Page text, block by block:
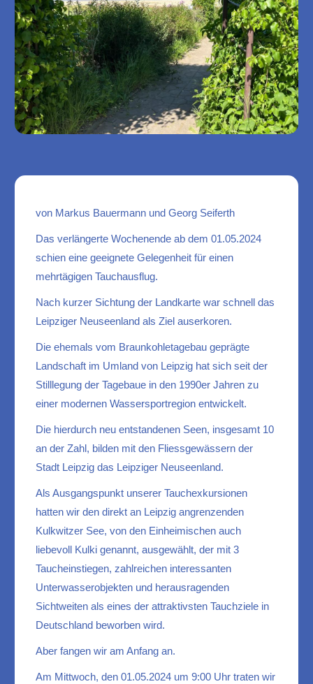
von Markus Bauermann und Georg Seiferth
Das verlängerte Wochenende ab dem 01.05.2024
schien eine geeignete Gelegenheit für einen
mehrtägigen Tauchausflug.
Nach kurzer Sichtung der Landkarte war schnell das
Leipziger Neuseenland als Ziel auserkoren.
Die ehemals vom Braunkohletagebau geprägte
Landschaft im Umland von Leipzig hat sich seit der
Stilllegung der Tagebaue in den 1990er Jahren zu
einer modernen Wassersportregion entwickelt.
Die hierdurch neu entstandenen Seen, insgesamt 10
an der Zahl, bilden mit den Fliessgewässern der
Stadt Leipzig das Leipziger Neuseenland.
Als Ausgangspunkt unserer Tauchexkursionen
hatten wir den direkt an Leipzig angrenzenden
Kulkwitzer See, von den Einheimischen auch
liebevoll Kulki genannt, ausgewählt, der mit 3
Taucheinstiegen, zahlreichen interessanten
Unterwasserobjekten und herausragenden
Sichtweiten als eines der attraktivsten Tauchziele in
Deutschland beworben wird.
Aber fangen wir am Anfang an.
Am Mittwoch, den 01.05.2024 um 9:00 Uhr traten wir